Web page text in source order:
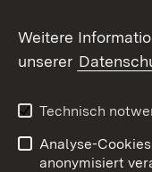
Social Wall
X / Twitter
Youtube
Weitere
unserer
Technisch
Analyse-
anonymisiert